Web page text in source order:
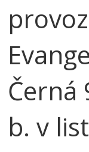
Černá
b. v